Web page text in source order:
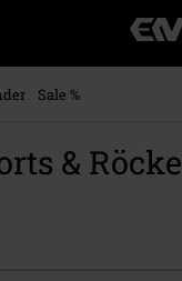
Sale %
& Röcke